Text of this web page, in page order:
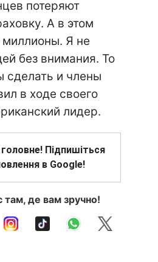
потеряют
А в этом
миллионы. Я не
без внимания. То
и члены
в ходе своего
лидер.
Підпишіться
в Google!
там, де вам зручно!